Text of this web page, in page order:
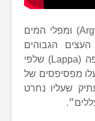
לבסוף, תבקרו בארגירופולי (Argyroupoli) ומפלי המים
הגבוהים
ותלמדו על העיר העתיקה לשעבר לאפה (Lappa) שלפי
מפסיפסים של
שעליו נחרט